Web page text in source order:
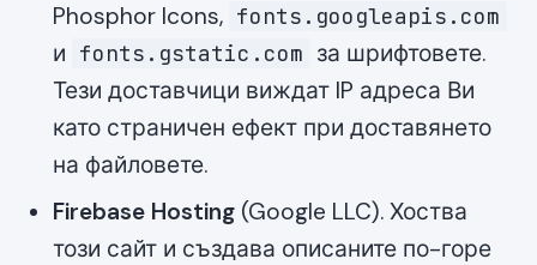
Phosphor Icons, fonts.googleapis.com
и fonts.gstatic.com за шрифтовете.
Тези доставчици виждат IP адреса Ви
като страничен ефект при доставянето
на файловете.
Firebase Hosting (Google LLC). Хоства
този сайт и създава описаните по-горе